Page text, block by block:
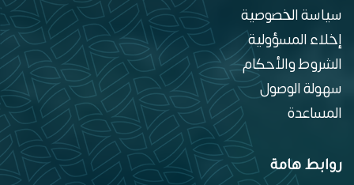
سياسة الخصوصية
إخلاء المسؤولية
الشروط والأحكام
سهولة الوصول
المساعدة
روابط هامة